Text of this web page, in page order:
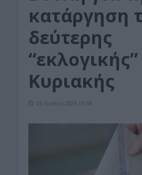
κατάργηση
δεύτερης
“εκλογικής”
Κυριακής
26 Ιουνίου 2026 14:54